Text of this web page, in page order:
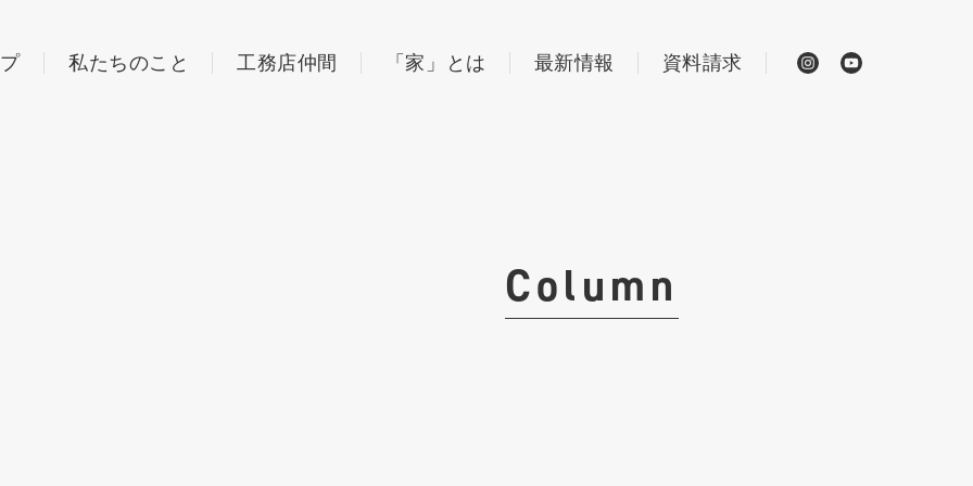
私たちのこと 工務店仲間 「家」とは 最新情報 資料請求
Column